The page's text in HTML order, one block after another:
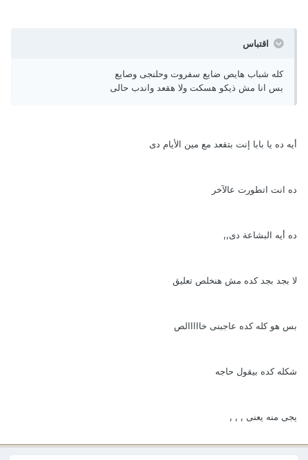
اقتباس
كله شباب هايص ضايع سفروت وحلنجى وصايع
بس انا مش ذيكو هسكت ولا هقعد واندب حالى
أيه ده يا بابا إنت بتقعد مع مين الأيام دى
ده انت اتطورت عالآخر
ده أيه البشاعة دى,,
لا بجد بجد كده مش هنخلص تعليق
بس هو كله كده عاجبنى خااااالص
شكله كده بيقول حاجه
يجى منه يعنى , , ,